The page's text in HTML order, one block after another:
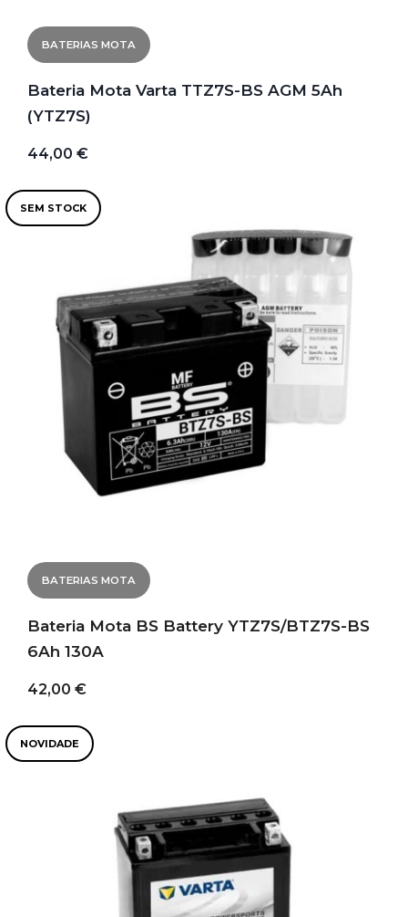
BATERIAS MOTA
Bateria Mota Varta TTZ7S-BS AGM 5Ah
(YTZ7S)
44,00 €
SEM STOCK
BATERIAS MOTA
Bateria Mota BS Battery YTZ7S/BTZ7S-BS
6Ah 130A
42,00 €
NOVIDADE